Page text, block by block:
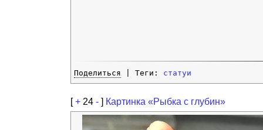
Поделиться | Теги: статуи
[+ 24 - ] Картинка «Рыбка с глубин»